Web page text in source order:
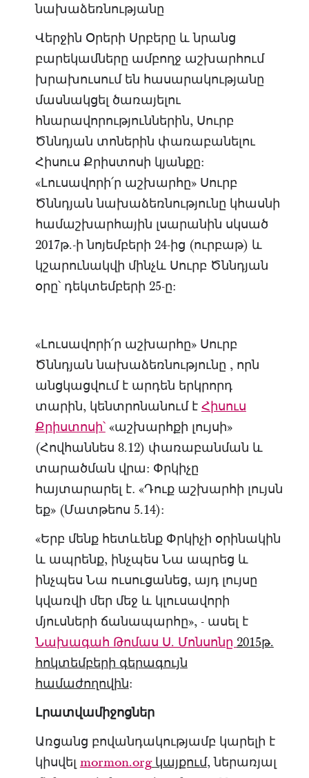
նախաձեռնությանը
Վերջին Օրերի Սրբերը և նրանց
բարեկամները ամբողջ աշխարհում
խրախուսում են հասարակությանը
մասնակցել ծառայելու
հնարավորություններին, Սուրբ
Ծննդյան տոներին փառաբանելու
Հիսուս Քրիստոսի կյանքը:
«Լուսավորի՛ր աշխարհը» Սուրբ
Ծննդյան նախաձեռնությունը կհասնի
համաշխարհային լսարանին սկսած
2017թ.-ի նոյեմբերի 24-ից (ուրբաթ) և
կշարունակվի մինչև Սուրբ Ծննդյան
օրը՝ դեկտեմբերի 25-ը:
«Լուսավորի՛ր աշխարհը» Սուրբ
Ծննդյան նախաձեռնությունը , որն
անցկացվում է արդեն երկրորդ
տարին, կենտրոնանում էՀիսուս
Քրիստոսի՝«աշխարհքի լույսի»
(Հովհաննես 8.12) փառաբանման և
տարածման վրա: Փրկիչը
հայտարարել է․ «Դուք աշխարհի լույսն
եք» (Մատթեոս 5.14):
«Երբ մենք հետևենք Փրկիչի օրինակին
և ապրենք, ինչպես Նա ապրեց և
ինչպես Նա ուսուցանեց, այդ լույսը
կվառվի մեր մեջ և կլուսավորի
մյուսների ճանապարհը», - ասել է
Նախագահ Թոմաս Ս. Մոնսոնը2015թ.
հոկտեմբերիգերագույն
համաժողովին:
Լրատվամիջոցներ
Առցանց բովանդակությամբ կարելի է
կիսվելmormon.org կայքում, ներառյալ